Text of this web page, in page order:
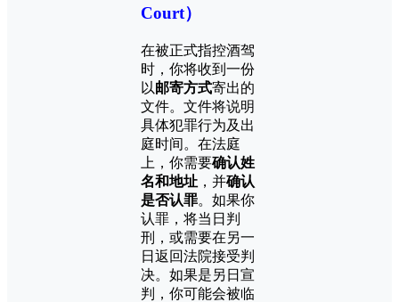
Court）
在被正式指控酒驾
时，你将收到一份
以邮寄方式寄出的
文件。文件将说明
具体犯罪行为及出
庭时间。在法庭
上，你需要确认姓
名和地址 ，并确认
是否认罪。如果你
认罪，将当日判
刑，或需要在另一
日返回法院接受判
决。如果是另日宣
判，你可能会被临